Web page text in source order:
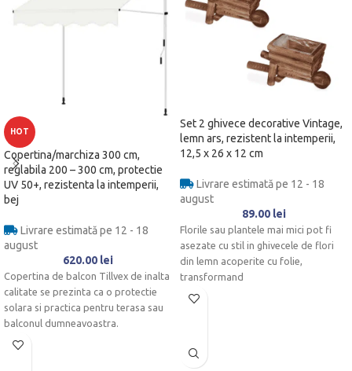
HOT
Copertina/marchiza 300 cm,
reglabila 200 – 300 cm, protectie
UV 50+, rezistenta la intemperii,
bej
Livrare estimată pe 12 - 18
august
620.00 lei
Copertina de balcon Tillvex de inalta
calitate se prezinta ca o protectie
solara si practica pentru terasa sau
balconul dumneavoastra.
Set 2 ghivece decorative Vintage,
lemn ars, rezistent la intemperii,
12,5 x 26 x 12 cm
Livrare estimată pe 12 - 18
august
89.00 lei
Florile sau plantele mai mici pot fi
asezate cu stil in ghivecele de flori
din lemn acoperite cu folie,
transformand